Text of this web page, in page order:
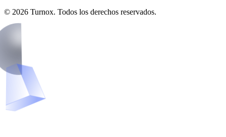
© 2026 Turnox. Todos los derechos reservados.